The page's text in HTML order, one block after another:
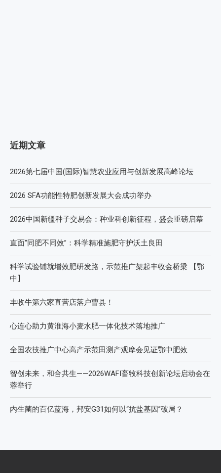
近期文章
2026第七届中国(国际)智慧农业应用与创新发展高峰论坛
2026 SFA功能性特肥创新发展大会成功举办
2026中国新疆种子交易会：种业科创新征程，盛会重磅启幕
直面“同肥不同效”：科学精准施肥守护沃土良田
科学试验铺就增效肥研发路，示范推广架起丰收金桥梁 【鄂
中】
丰收牛第六家直营店落户曹县！
心连心助力黄淮海小麦水肥一体化技术落地推广
全国农技推广中心高产示范田测产观摩会见证鄂中肥效
智创未来，和合共生——2026WAFI畜牧科技创新论坛启动会在
蓉举行
内生菌的百亿蓝海，邦安G31如何以“抗盐基因”破局？